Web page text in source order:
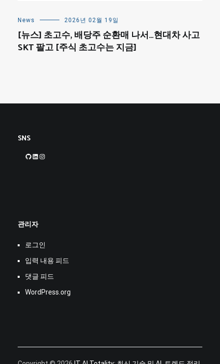
News 2026년 02월 19일
[뉴스] 초고수, 배당주 순환매 나서…현대차 사고
SKT 팔고 [주식 초고수는 지금]
SNS
GitHubLinkedIn
관리자
로그인
입력 내용 피드
댓글 피드
WordPress.org